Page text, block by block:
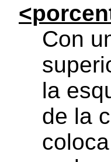
Con
la
de la